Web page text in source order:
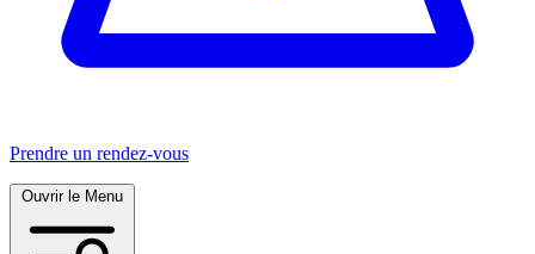
Prendre un rendez-vous